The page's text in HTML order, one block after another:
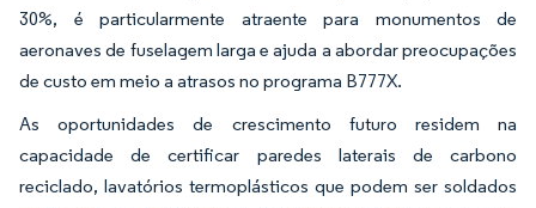
30%, é particularmente atraente para monumentos de
aeronaves de fuselagem larga e ajuda a abordar preocupações
de custo em meio a atrasos no programa B777X.
As oportunidades de crescimento futuro residem na
capacidade de certificar paredes laterais de carbono
reciclado, lavatórios termoplásticos que podem ser soldados